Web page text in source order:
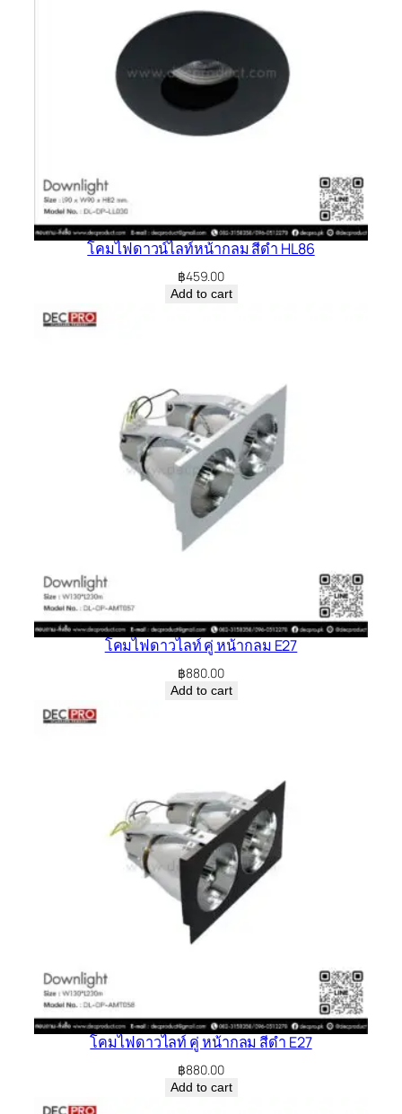
โคมไฟดาวน์ไลท์หน้ากลม สีดำ HL86
฿459.00
Add to cart
โคมไฟดาวไลท์ คู่ หน้ากลม E27
฿880.00
Add to cart
โคมไฟดาวไลท์ คู่ หน้ากลม สีดำ E27
฿880.00
Add to cart